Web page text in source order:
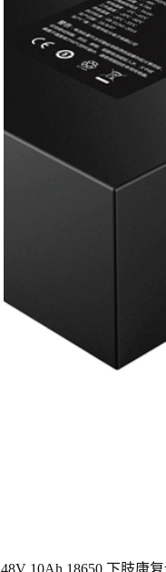
48V 10Ah 18650 下肢康